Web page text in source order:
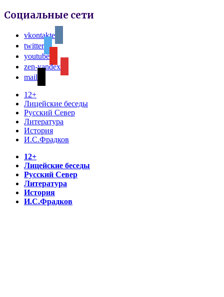
Социальные сети
vkontakte
twitter
youtube
zen-yandex
mail
12+
Лицейские беседы
Русский Север
Литература
История
И.С.Фрадков
12+
Лицейские беседы
Русский Север
Литература
История
И.С.Фрадков